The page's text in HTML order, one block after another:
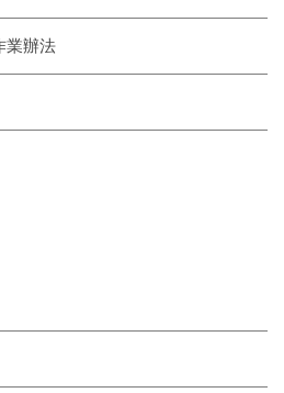
業辦法